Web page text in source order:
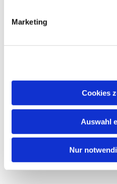
Marketing
Cookies
Auswahl
Nur
Dies könnte Sie